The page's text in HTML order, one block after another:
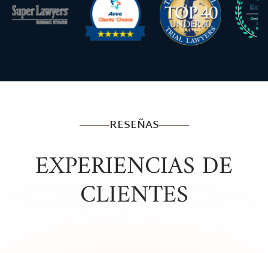
RESEÑAS
EXPERIENCIAS DE
CLIENTES